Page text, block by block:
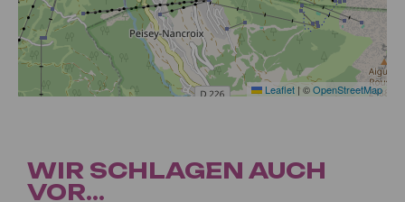
Leaflet | ©OpenStreetMap
WIR SCHLAGEN AUCH
VOR...